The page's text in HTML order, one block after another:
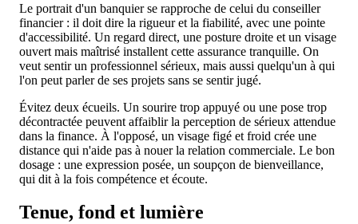
Le portrait d'un banquier se rapproche de celui du conseiller
financier : il doit dire la rigueur et la fiabilité, avec une pointe
d'accessibilité. Un regard direct, une posture droite et un visage
ouvert mais maîtrisé installent cette assurance tranquille. On
veut sentir un professionnel sérieux, mais aussi quelqu'un à qui
l'on peut parler de ses projets sans se sentir jugé.
Évitez deux écueils. Un sourire trop appuyé ou une pose trop
décontractée peuvent affaiblir la perception de sérieux attendue
dans la finance. À l'opposé, un visage figé et froid crée une
distance qui n'aide pas à nouer la relation commerciale. Le bon
dosage : une expression posée, un soupçon de bienveillance,
qui dit à la fois compétence et écoute.
Tenue, fond et lumière